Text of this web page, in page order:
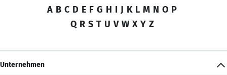
A B C D E F G H I J K L M N O P
Q R S T U V W X Y Z
Unternehmen